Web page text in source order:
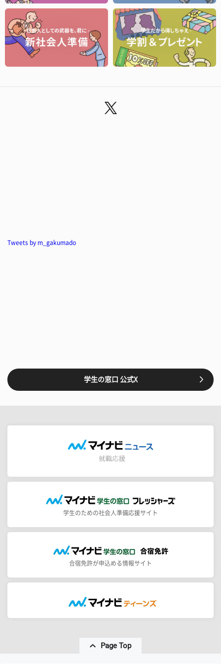
Tweets by m_gakumado
学生の窓口 公式X
学生のための社会人準備応援サイト
合宿免許が申込める情報サイト
Page Top